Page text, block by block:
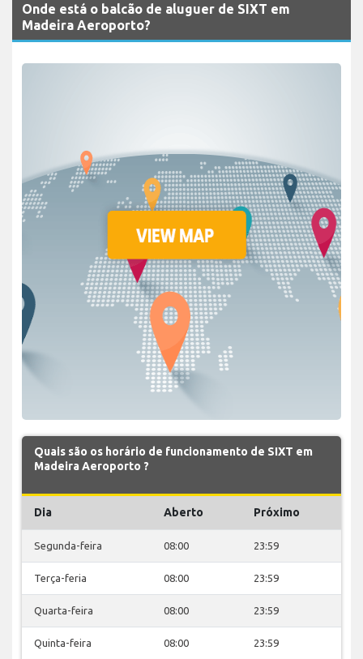
Onde está o balcão de aluguer de SIXT em
Madeira Aeroporto?
Quais são os horário de funcionamento de SIXT em
Madeira Aeroporto ?
Dia Aberto Próximo
Segunda-feira 08:00 23:59
Terça-feria 08:00 23:59
Quarta-feira 08:00 23:59
Quinta-feira 08:00 23:59